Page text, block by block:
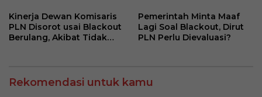
Kinerja Dewan Komisaris
PLN Disorot usai Blackout
Berulang, Akibat Tidak
Pemerintah Minta Maaf
Lagi Soal Blackout, Dirut
PLN Perlu Dievaluasi?
Rekomendasi untuk kamu